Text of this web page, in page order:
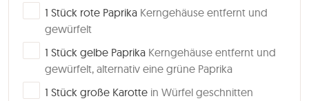
▢1 Stück rote Paprika Kerngehäuse entfernt und
gewürfelt
▢1 Stück gelbe Paprika Kerngehäuse entfernt und
gewürfelt, alternativ eine grüne Paprika
▢1 Stück große Karotte in Würfel geschnitten